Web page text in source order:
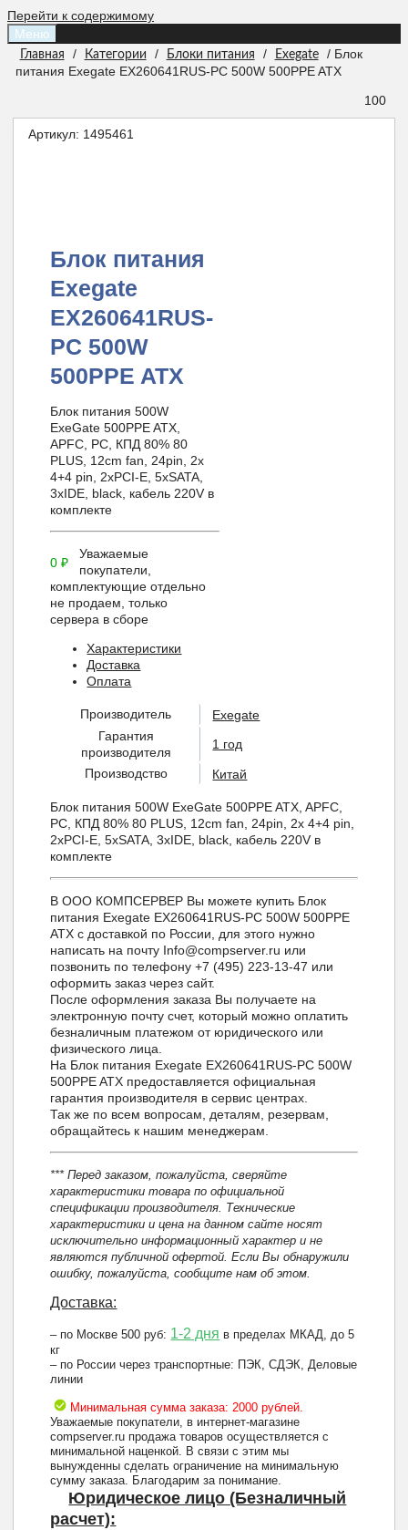
Перейти к содержимому
Меню
Главная / Категории / Блоки питания / Exegate
/ Блок
питания Exegate EX260641RUS-PC 500W 500PPE ATX
100
Артикул: 1495461
Блок питания
Exegate
EX260641RUS-
PC 500W
500PPE ATX
Блок питания 500W
ExeGate 500PPE ATX,
APFC, PC, КПД 80% 80
PLUS, 12cm fan, 24pin, 2x
4+4 pin, 2xPCI-E, 5xSATA,
3xIDE, black, кабель 220V в
комплекте
0₽
Уважаемые
покупатели,
комплектующие отдельно
не продаем, только
сервера в сборе
Характеристики
Доставка
Оплата
Производитель
Exegate
Гарантия
производителя
1 год
Производство Китай
Блок питания 500W ExeGate 500PPE ATX, APFC,
PC, КПД 80% 80 PLUS, 12cm fan, 24pin, 2x 4+4 pin,
2xPCI-E, 5xSATA, 3xIDE, black, кабель 220V в
комплекте
В ООО КОМПСЕРВЕР Вы можете купить Блок
питания Exegate EX260641RUS-PC 500W 500PPE
ATX с доставкой по России, для этого нужно
написать на почту Info@compserver.ru или
позвонить по телефону +7 (495) 223-13-47 или
оформить заказ через сайт.
После оформления заказа Вы получаете на
электронную почту счет, который можно оплатить
безналичным платежом от юридического или
физического лица.
На Блок питания Exegate EX260641RUS-PC 500W
500PPE ATX предоставляется официальная
гарантия производителя в сервис центрах.
Так же по всем вопросам, деталям, резервам,
обращайтесь к нашим менеджерам.
*** Перед заказом, пожалуйста, сверяйте
характеристики товара по официальной
спецификации производителя. Технические
характеристики и цена на данном сайте носят
исключительно информационный характер и не
являются публичной офертой. Если Вы обнаружили
ошибку, пожалуйста, сообщите нам об этом.
Доставка:
– по Москве 500 руб: 1-2 дня в пределах МКАД, до 5
кг
– по России через транспортные: ПЭК, СДЭК, Деловые
линии
Минимальная сумма заказа: 2000 рублей.
Уважаемые покупатели, в интернет-магазине
compserver.ru продажа товаров осуществляется с
минимальной наценкой. В связи с этим мы
вынужденны сделать ограничение на минимальную
сумму заказа. Благодарим за понимание.
Юридическое лицо (Безналичный
расчет):